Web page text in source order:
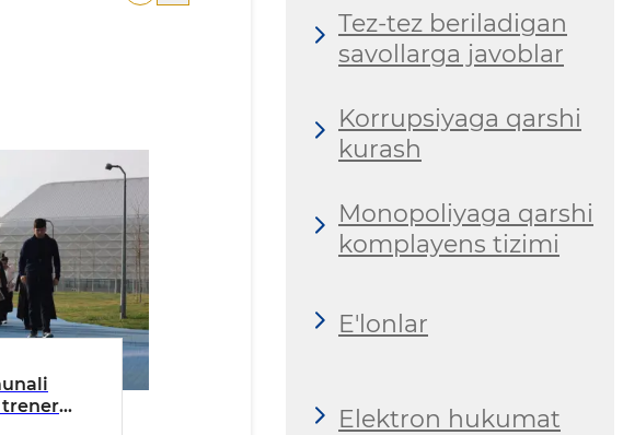
Tez-tez beriladigan
savollarga javoblar
Korrupsiyaga qarshi
kurash
Monopoliyaga qarshi
komplayens tizimi
E'lonlar
Elektron hukumat